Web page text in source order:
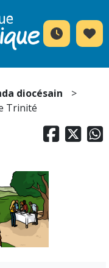
diocésain
Trinité
  